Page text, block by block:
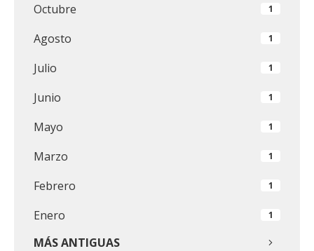
Octubre 1
Agosto 1
Julio 1
Junio 1
Mayo 1
Marzo 1
Febrero 1
Enero 1
MÁS ANTIGUAS